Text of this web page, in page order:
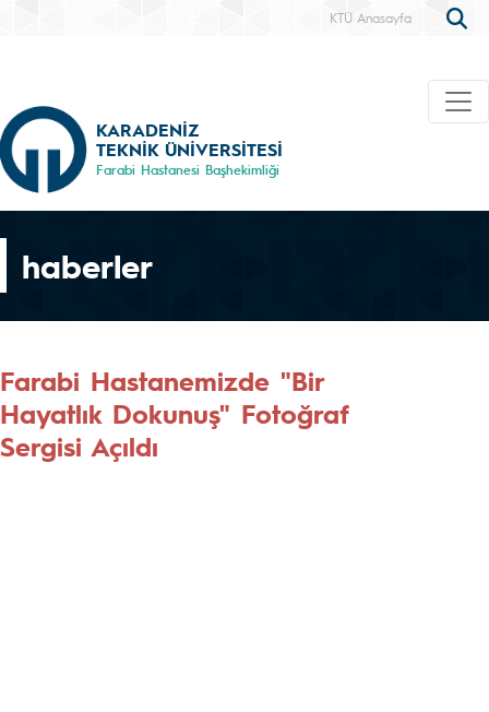
KTÜ Anasayfa
KARADENİZ
TEKNİK ÜNİVERSİTESİ
Farabi Hastanesi Başhekimliği
haberler
Farabi Hastanemizde "Bir
Hayatlık Dokunuş" Fotoğraf
Sergisi Açıldı